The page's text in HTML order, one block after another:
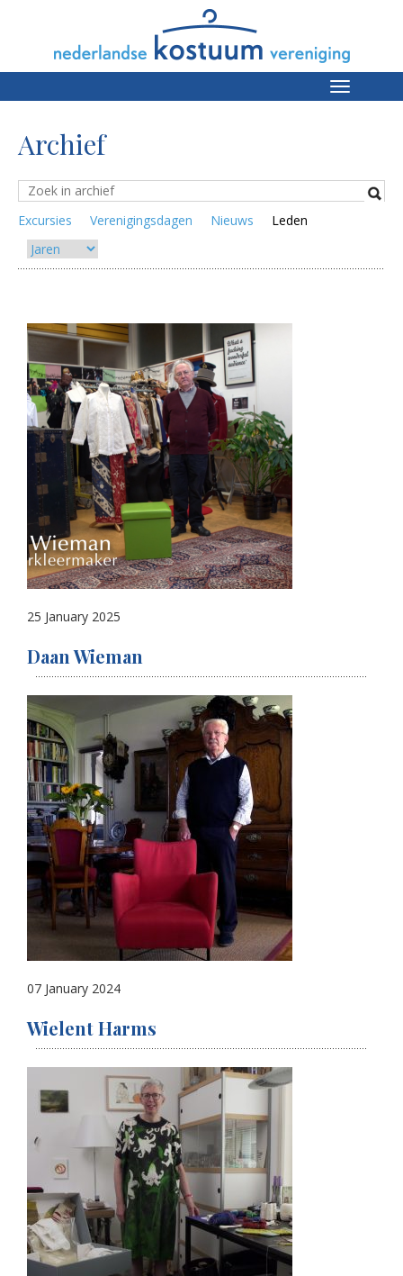
Toggle
Archief
Excursies Verenigingsdagen Nieuws Leden
25 January 2025
Daan Wieman
07 January 2024
Wielent Harms